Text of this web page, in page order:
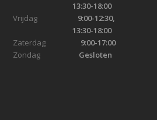
13:30-18:00
Vrijdag 9:00-12:30,
13:30-18:00
Zaterdag 9:00-17:00
Zondag Gesloten